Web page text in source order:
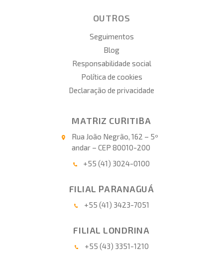
OUTROS
Seguimentos
Blog
Responsabilidade social
Política de cookies
Declaração de privacidade
MATRIZ CURITIBA
Rua João Negrão, 162 – 5º
andar – CEP 80010-200
+55 (41) 3024-0100
FILIAL PARANAGUÁ
+55 (41) 3423-7051
FILIAL LONDRINA
+55 (43) 3351-1210